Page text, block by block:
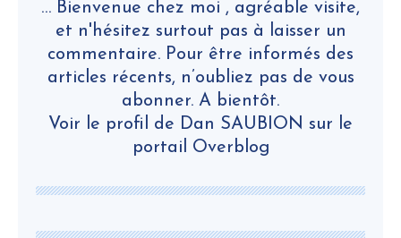
… Bienvenue chez moi , agréable visite,
et n'hésitez surtout pas à laisser un
commentaire. Pour être informés des
articles récents, n’oubliez pas de vous
abonner. A bientôt.
Voir le profil de Dan SAUBION sur le
portail Overblog